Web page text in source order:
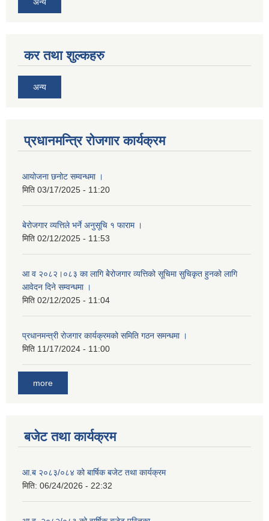
अन्य
कर तथा शुल्कहरु
अन्य
प्रधानमन्त्रि रोजगार कार्यक्रम
आयोजना छनोट सम्वन्धमा ।
मिति 03/17/2025 - 11:20
बेरोजगार व्यत्तिले भर्ने अनुसूचि १ फाराम ।
मिति 02/12/2025 - 11:53
आ व २०८२।०८३ का लागि बेेरोजगार व्यत्तिको सूचिमा सुचिकृत हुनको लागि
आवेदन दिने सम्वन्धमा ।
मिति 02/12/2025 - 11:04
प्रधानमन्त्री रोजगार कार्यक्रमको समिति गठन समन्धमा ।
मिति 11/17/2024 - 11:00
more
बजेट तथा कार्यक्रम
आ.ब २०८३/०८४ को बार्षिक बजेट तथा कार्यक्रम
मिति: 06/24/2026 - 22:32